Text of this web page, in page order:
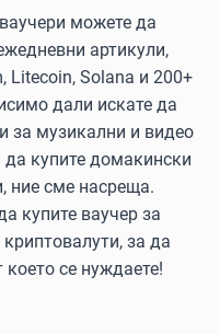
можете да
артикули,
Litecoin, Solana и 200+
дали искате да
за музикални и видео
да купите домакински
ние сме насреща.
купите ваучер за
за да
което се нуждаете!